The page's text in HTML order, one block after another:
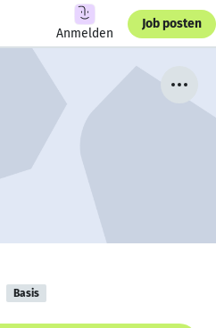
Anmelden
Job posten
Basis